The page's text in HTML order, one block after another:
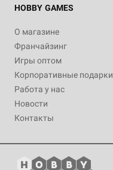
HOBBY GAMES
О магазине
Франчайзинг
Игры оптом
Корпоративные подарки
Работа у нас
Новости
Контакты